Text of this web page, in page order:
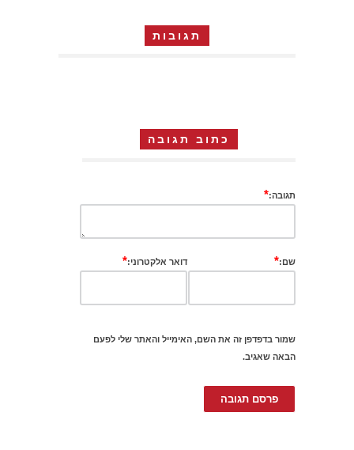
תגובות
כתוב תגובה
תגובה:*
שם:* דואר אלקטרוני:*
שמור בדפדפן זה את השם, האימייל והאתר שלי לפעם
הבאה שאגיב.